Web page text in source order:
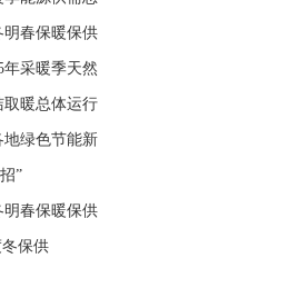
春保暖保供工作专题会
采暖季天然气保暖保供专题会议
暖总体运行平稳
绿色节能新探索
”
春保暖保供工作
保供